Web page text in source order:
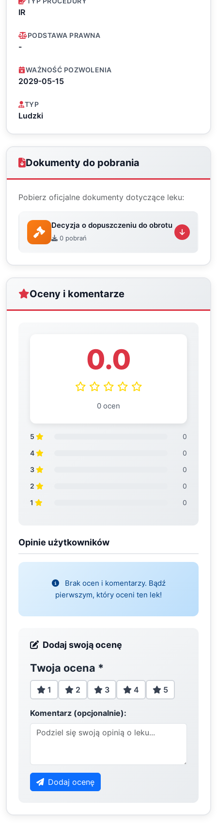
IR
PODSTAWA PRAWNA
-
WAŻNOŚĆ POZWOLENIA
2029-05-15
TYP
Ludzki
Dokumenty do pobrania
Pobierz oficjalne dokumenty dotyczące leku:
Decyzja o dopuszczeniu do obrotu
0 pobrań
Oceny i komentarze
0.0
0 ocen
5
0
4
0
3
0
2
0
1
0
Opinie użytkowników
Brak ocen i komentarzy. Bądź
pierwszym, który oceni ten lek!
Dodaj swoją ocenę
Twoja ocena *
1 2 3 4 5
Komentarz (opcjonalnie):
Dodaj ocenę